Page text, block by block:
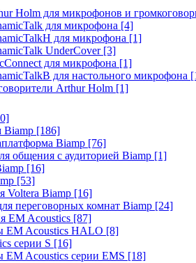
Holm для микрофонов и
для микрофона [4]
для микрофона [1]
UnderCover [3]
для микрофона [1]
для настольного микрофона
Arthur Holm [1]
Biamp [186]
Biamp [76]
общения с аудиторией Biamp [1]
[16]
[53]
Voltera Biamp [16]
переговорных комнат Biamp [24]
EM Acoustics [87]
EM Acoustics HALO [8]
серии S [16]
EM Acoustics серии EMS [18]